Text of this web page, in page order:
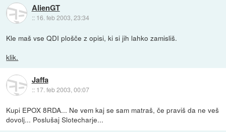
AlienGT
:: 16. feb 2003, 23:34
Kle maš vse QDI plošče z opisi, ki si jih lahko zamisliš.
klik.
Jaffa
:: 17. feb 2003, 00:07
Kupi EPOX 8RDA... Ne vem kaj se sam matraš, če praviš da ne veš
dovolj... Poslušaj Slotecharje...